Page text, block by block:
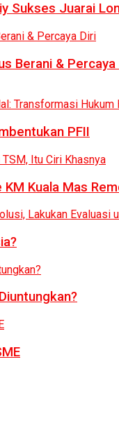
Sukses Juarai
Berani & Percaya
PFII
Kuala Mas